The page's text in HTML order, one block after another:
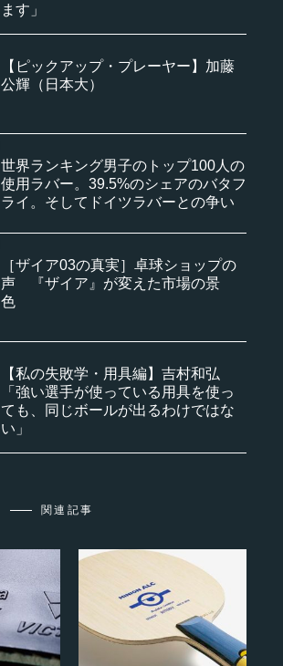
ます」
【ピックアップ・プレーヤー】加藤
公輝（日本大）
世界ランキング男子のトップ100人の
使用ラバー。39.5%のシェアのバタフ
ライ。そしてドイツラバーとの争い
［ザイア03の真実］卓球ショップの
声 『ザイア』が変えた市場の景
色
【私の失敗学・用具編】吉村和弘
「強い選手が使っている用具を使っ
ても、同じボールが出るわけではな
い」
関連記事